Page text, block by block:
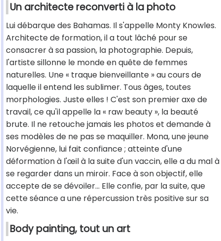
Un architecte reconverti à la photo
Lui débarque des Bahamas. Il s'appelle Monty Knowles.
Architecte de formation, il a tout lâché pour se
consacrer à sa passion, la photographie. Depuis,
l'artiste sillonne le monde en quête de femmes
naturelles. Une « traque bienveillante » au cours de
laquelle il entend les sublimer. Tous âges, toutes
morphologies. Juste elles ! C'est son premier axe de
travail, ce qu'il appelle la « raw beauty », la beauté
brute. Il ne retouche jamais les photos et demande à
ses modèles de ne pas se maquiller. Mona, une jeune
Norvégienne, lui fait confiance ; atteinte d'une
déformation à l'œil à la suite d'un vaccin, elle a du mal à
se regarder dans un miroir. Face à son objectif, elle
accepte de se dévoiler... Elle confie, par la suite, que
cette séance a une répercussion très positive sur sa
vie.
Body painting, tout un art